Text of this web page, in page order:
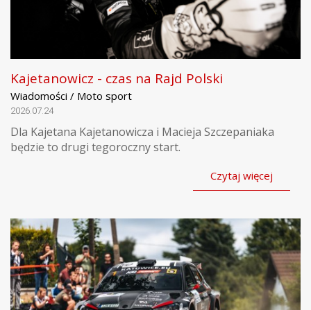
Kajetanowicz - czas na Rajd Polski
Wiadomości / Moto sport
2026.07.24
Dla Kajetana Kajetanowicza i Macieja Szczepaniaka
będzie to drugi tegoroczny start.
Czytaj więcej